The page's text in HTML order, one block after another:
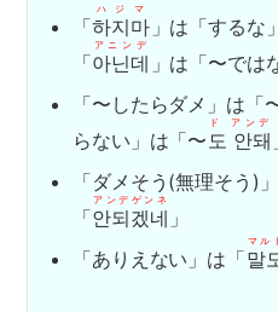
「하지마
ハジマ
」は「するな
「아닌데
アニンデ
」は「〜では
「〜したらダメ」は「
らない」は「〜도 안돼
ド アンデ
「ダメそう(無理そう)
「안되겠네
アンデゲンネ
」
「ありえない」は「말
マル